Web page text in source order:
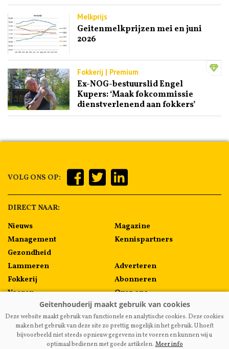
Melkprijs
Geitenmelkprijzen mei en juni
2026
Fokkerij | Premium
Ex-NOG-bestuurslid Engel
Kupers: ‘Maak fokcommissie
dienstverlenend aan fokkers’
VOLG ONS OP:
DIRECT NAAR:
Nieuws
Management
Gezondheid
Lammeren
Fokkerij
Voeren
Algemeen
Melkprijzen
Magazine
Kennispartners
Adverteren
Abonneren
Over ons
Contact
Deze website maakt gebruik van functionele en analytische cookies. Deze cookies
maken het gebruik van deze site zo prettig mogelijk in het gebruik. U hoeft
bijvoorbeeld niet steeds opnieuw gegevens in te voeren en kunnen wij u
optimaal bedienen met goede artikelen. Meer info